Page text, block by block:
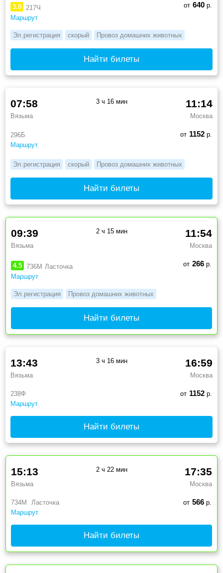
3.0
217Ч
Маршрут
от 640р.
Эл.регистрация скорый Провоз домашних животных
Найти билеты
296Б
Маршрут
07:58
Вязьма
11:14
Москва
3 ч 16 мин
от 1152р.
Эл.регистрация скорый Провоз домашних животных
Найти билеты
4.5 736М Ласточка
Маршрут
09:39
Вязьма
11:54
Москва
2 ч 15 мин
от 266р.
Эл.регистрация Провоз домашних животных
Найти билеты
238Ф
Маршрут
13:43
Вязьма
16:59
Москва
3 ч 16 мин
от 1152р.
Найти билеты
734М
Ласточка
Маршрут
15:13
Вязьма
17:35
Москва
2 ч 22 мин
от 566р.
Найти билеты